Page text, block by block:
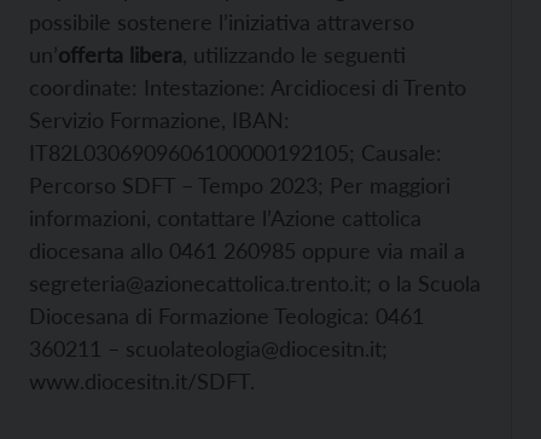
possibile sostenere l’iniziativa attraverso
un’offerta libera , utilizzando le seguenti
coordinate: Intestazione: Arcidiocesi di Trento
Servizio Formazione, IBAN:
IT82L0306909606100000192105; Causale:
Percorso SDFT – Tempo 2023; Per maggiori
informazioni, contattare l’Azione cattolica
diocesana allo 0461 260985 oppure via mail a
segreteria@azionecattolica.trento.it; o la Scuola
Diocesana di Formazione Teologica: 0461
360211 – scuolateologia@diocesitn.it;
www.diocesitn.it/SDFT.